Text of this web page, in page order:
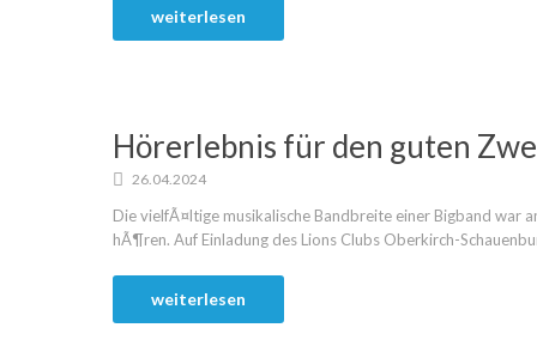
weiterlesen
Hörerlebnis für den guten
26.04.2024
Die vielfÃ¤ltige musikalische Bandbreite einer Bigband war
hÃ¶ren. Auf Einladung des Lions Clubs Oberkirch-
weiterlesen